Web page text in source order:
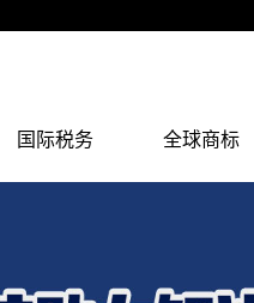
国际税务 全球商标